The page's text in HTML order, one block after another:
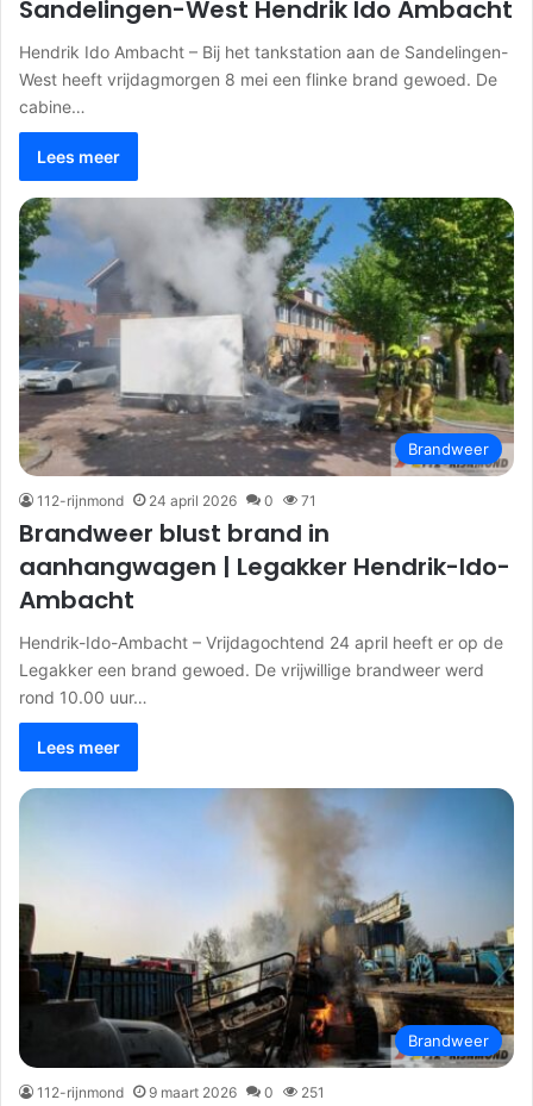
Sandelingen-West Hendrik Ido Ambacht
Hendrik Ido Ambacht – Bij het tankstation aan de Sandelingen-
West heeft vrijdagmorgen 8 mei een flinke brand gewoed. De
cabine…
Lees meer
Brandweer
112-rijnmond 24 april 2026 0 71
Brandweer blust brand in
aanhangwagen | Legakker Hendrik-Ido-
Ambacht
Hendrik-Ido-Ambacht – Vrijdagochtend 24 april heeft er op de
Legakker een brand gewoed. De vrijwillige brandweer werd
rond 10.00 uur…
Lees meer
Brandweer
112-rijnmond 9 maart 2026 0 251